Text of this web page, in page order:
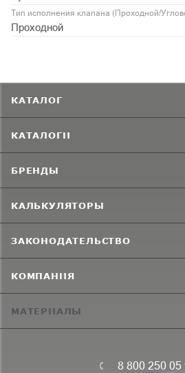
Тип исполнения клапана (Проходной/
Проходной
КАТАЛОГ
КАТАЛОГИ
БРЕНДЫ
КАЛЬКУЛЯТОРЫ
ЗАКОНОДАТЕЛЬСТВО
КОМПАНИЯ
МАТЕРИАЛЫ
8 800 250 05